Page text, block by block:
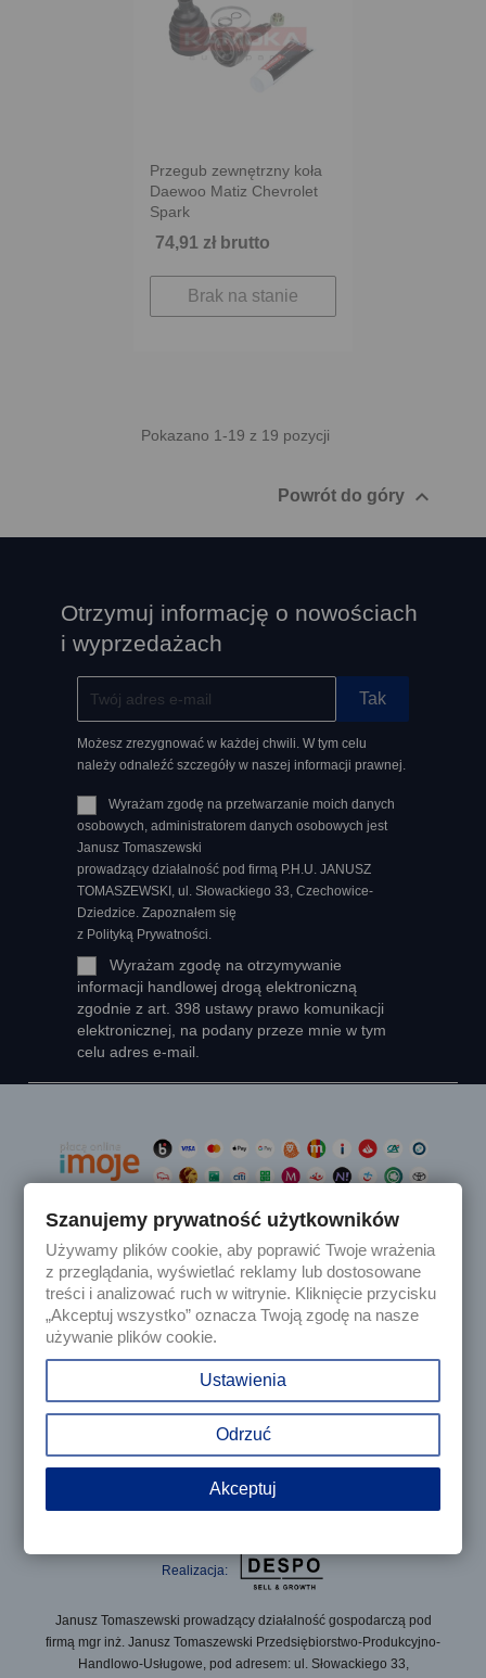
Przegub zewnętrzny koła
Daewoo Matiz Chevrolet
Spark
74,91 zł brutto
Brak na stanie
Pokazano 1-19 z 19 pozycji
Powrót do góry 
Otrzymuj informację o nowościach
i wyprzedażach
Możesz zrezygnować w każdej chwili. W tym celu
należy odnaleźć szczegóły w naszej informacji prawnej.
Wyrażam zgodę na przetwarzanie moich danych
osobowych, administratorem danych osobowych jest
Janusz Tomaszewski
prowadzący działalność pod firmą P.H.U. JANUSZ
TOMASZEWSKI, ul. Słowackiego 33, Czechowice-
Dziedzice. Zapoznałem się
z Polityką Prywatności.
Wyrażam zgodę na otrzymywanie
informacji handlowej drogą elektroniczną
zgodnie z art. 398 ustawy prawo komunikacji
elektronicznej, na podany przeze mnie w tym
celu adres e-mail.
Produkty 
Nasza firma 
© 2025 - Sklep internetowy Tomczesci.pl. Wszelkie prawa
Realizacja:
Janusz Tomaszewski prowadzący działalność gospodarczą pod
firmą mgr inż. Janusz Tomaszewski Przedsiębiorstwo-Produkcyjno-
Handlowo-Usługowe, pod adresem: ul. Słowackiego 33,
Szanujemy prywatność użytkowników
Używamy plików cookie, aby poprawić Twoje wrażenia
z przeglądania, wyświetlać reklamy lub dostosowane
treści i analizować ruch w witrynie. Kliknięcie przycisku
„Akceptuj wszystko” oznacza Twoją zgodę na nasze
używanie plików cookie.
Ustawienia
Odrzuć
Akceptuj